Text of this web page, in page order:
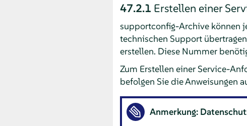
47.2.1 Erstellen einer
supportconfig-Archive können
technischen Support
erstellen. Diese Nummer
Zum Erstellen einer Service-
befolgen Sie die Anweisungen
Anmerkung: